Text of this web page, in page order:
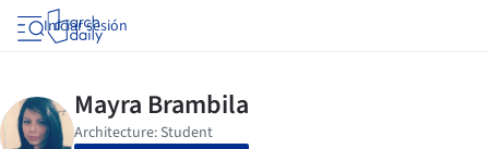
Iniciar sesión